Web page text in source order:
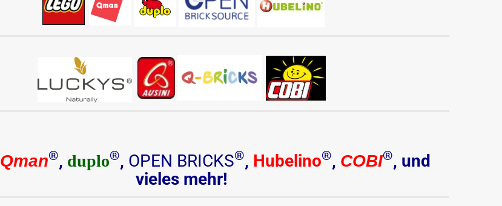
Qman®, duplo®, OPEN BRICKS®, Hubelino®, COBI®, und
vieles mehr!